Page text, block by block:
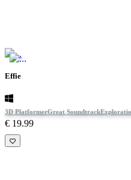
Effie
3D PlatformerGreat Soundtrack
€ 19.99